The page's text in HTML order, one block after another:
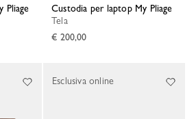
Pliage
Custodia per laptop My Pliage
Tela
€ 200,00
Esclusiva online